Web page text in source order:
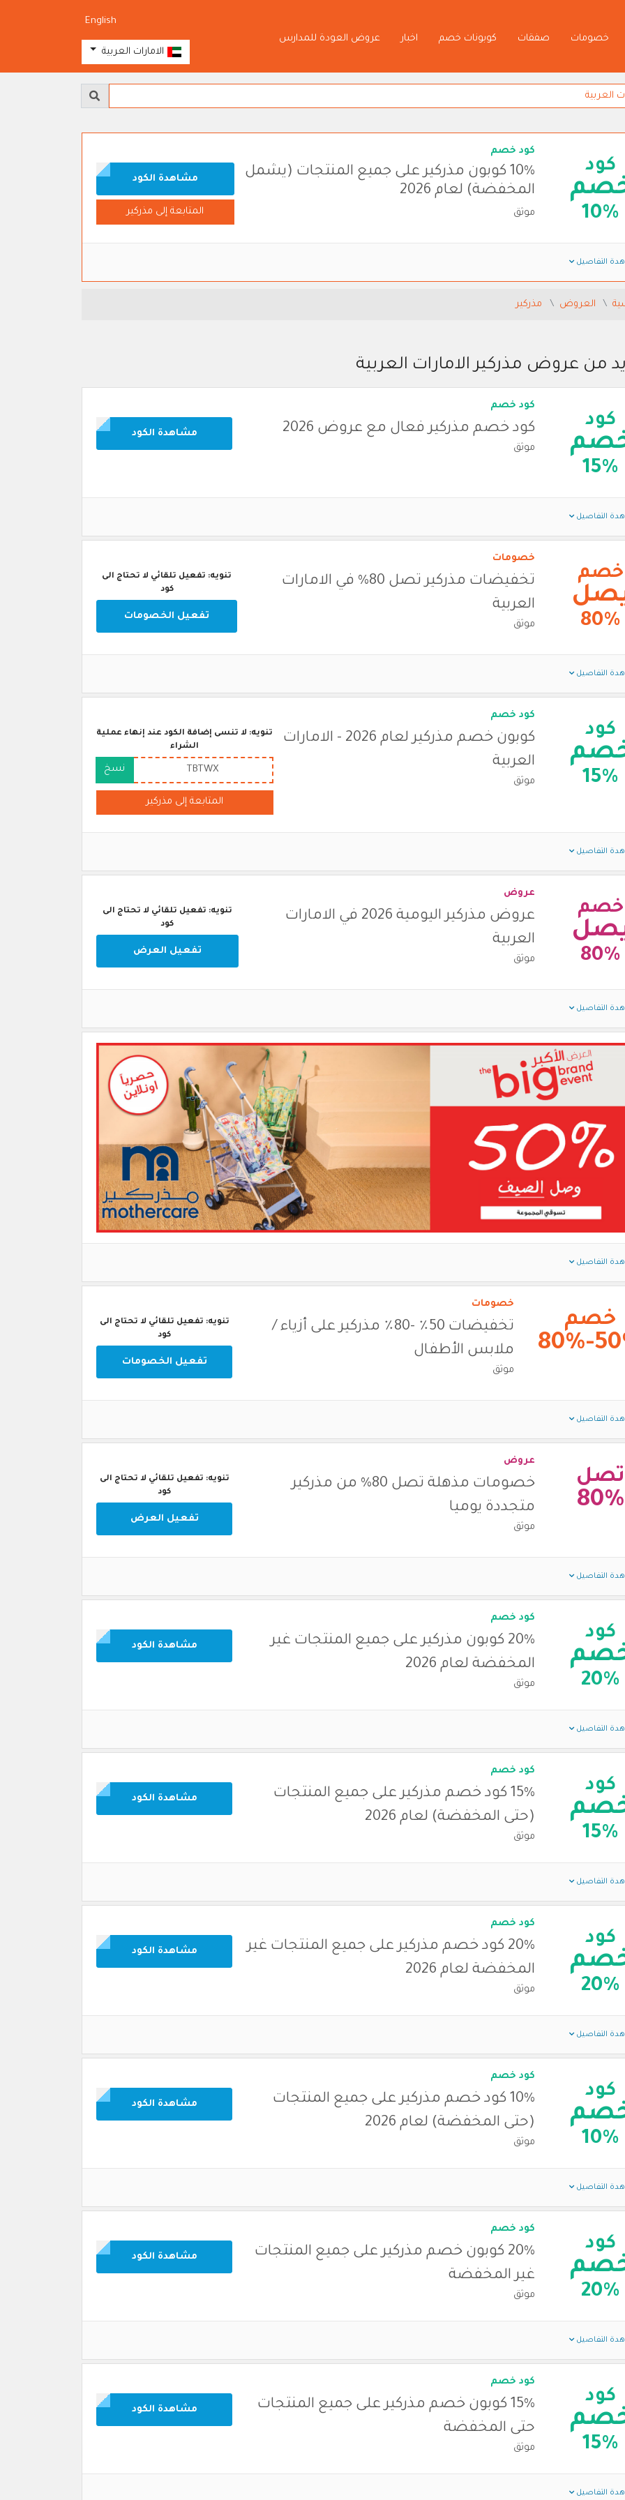
خصومات صفقات كوبونات خصم اخبار عروض العودة للمدارس
English
الامارات العربية
كود
10%
كود خصم
10% كوبون مذركير على جميع المنتجات (يشمل
المخفضة) لعام 2026
موثق
مشاهدة الكود
المتابعة إلى مذركير
التفاصيل
العروض مذركير
من عروض مذركير الامارات العربية
كود
15%
كود خصم
كود خصم مذركير فعال مع عروض 2026
موثق
مشاهدة الكود
التفاصيل
خصم
80%
خصومات
تخفيضات مذركير تصل 80% في الامارات
العربية
موثق
تنويه: تفعيل تلقائي لا تحتاج الى
كود
تفعيل الخصومات
التفاصيل
كود
15%
كود خصم
كوبون خصم مذركير لعام 2026 - الامارات
العربية
موثق
تنويه: لا تنسى إضافة الكود عند إنهاء عملية
الشراء
TBTWX نسخ
المتابعة إلى مذركير
التفاصيل
خصم
80%
عروض
عروض مذركير اليومية 2026 في الامارات
العربية
موثق
تنويه: تفعيل تلقائي لا تحتاج الى
كود
تفعيل العرض
التفاصيل
التفاصيل
خصم
خصومات
تخفيضات 50٪ -80٪ مذركير على أزياء /
ملابس الأطفال
موثق
تنويه: تفعيل تلقائي لا تحتاج الى
كود
تفعيل الخصومات
التفاصيل
تصل
80%
عروض
خصومات مذهلة تصل 80% من مذركير
متجددة يوميا
موثق
تنويه: تفعيل تلقائي لا تحتاج الى
كود
تفعيل العرض
التفاصيل
كود
20%
كود خصم
20% كوبون مذركير على جميع المنتجات غير
المخفضة لعام 2026
موثق
مشاهدة الكود
التفاصيل
كود
15%
كود خصم
15% كود خصم مذركير على جميع المنتجات
(حتى المخفضة) لعام 2026
موثق
مشاهدة الكود
التفاصيل
كود
20%
كود خصم
20% كود خصم مذركير على جميع المنتجات غير
المخفضة لعام 2026
موثق
مشاهدة الكود
التفاصيل
كود
10%
كود خصم
10% كود خصم مذركير على جميع المنتجات
(حتى المخفضة) لعام 2026
موثق
مشاهدة الكود
التفاصيل
كود
20%
كود خصم
20% كوبون خصم مذركير على جميع المنتجات
غير المخفضة
موثق
مشاهدة الكود
التفاصيل
كود
15%
كود خصم
15% كوبون خصم مذركير على جميع المنتجات
حتى المخفضة
موثق
مشاهدة الكود
التفاصيل